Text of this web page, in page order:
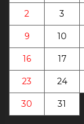
2 3
9 10
16 17
23 24
30 31